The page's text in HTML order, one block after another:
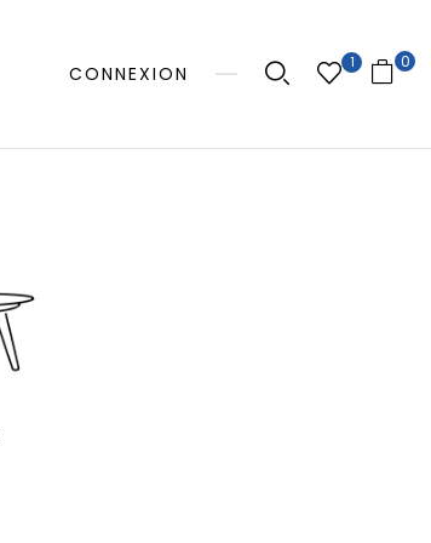
CONNEXION
1 0